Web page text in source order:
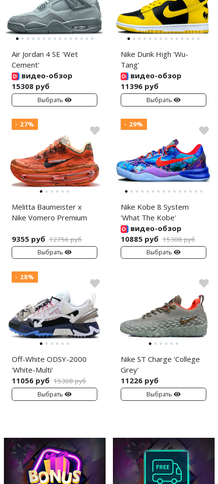
Air Jordan 4 SE 'Wet
Cement'
видео-обзор
15308 руб
Выбрать
Nike Dunk High 'Wu-
Tang'
видео-обзор
11396 руб
Выбрать
- 27%
Melitta Baumeister x
Nike Vomero Premium
9355 руб 12756 руб
Выбрать
- 29%
Nike Kobe 8 System
'What The Kobe'
видео-обзор
10885 руб 15308 руб
Выбрать
- 28%
Off-White ODSY-2000
'White-Multi'
11056 руб 15308 руб
Выбрать
Nike ST Charge 'College
Grey'
11226 руб
Выбрать